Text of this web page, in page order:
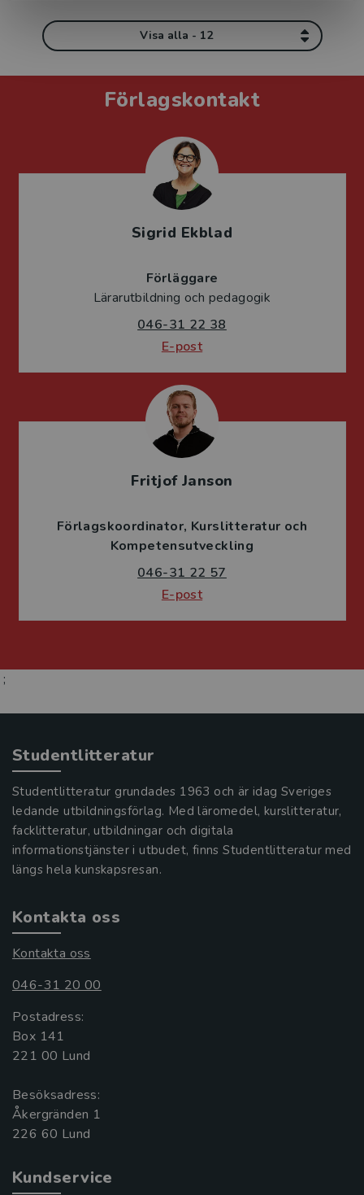
Visa alla - 12
Förlagskontakt
Sigrid Ekblad
Förläggare
Lärarutbildning och pedagogik
046-31 22 38
E-post
Fritjof Janson
Förlagskoordinator Kurslitteratur och
Kompetensutveckling
046-31 22 57
E-post
;
Studentlitteratur
Studentlitteratur grundades 1963 och är idag Sveriges
ledande utbildningsförlag. Med läromedel, kurslitteratur,
facklitteratur, utbildningar och digitala
informationstjänster i utbudet, finns Studentlitteratur med
längs hela kunskapsresan.
Kontakta oss
Kontakta oss
046-31 20 00
Postadress:
Box 141
221 00 Lund
Besöksadress:
Åkergränden 1
Kundservice